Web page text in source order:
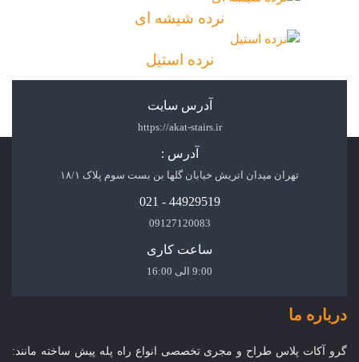
نرده شیشه ای
نرده استیل
آدرس سایت
https://akat-stairs.ir
آدرس :
تهران میدان اتریش خیابان گلها بن بست سوم پلاک ۱۸/۱
44929519 - 021
09127120083
ساعت کاری
9:00 الی 16:00
درباره ما
گرو آکات پلاس طراح و مجری تخصصی انواع راه پله پیش ساخته مانند: